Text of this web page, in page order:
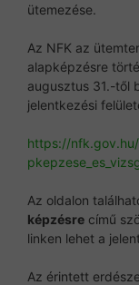
ütemezése.
Az NFK az
alapképzésre
augusztus 31.-től
jelentkezési
https://
Az oldalon
képzésre című
linken lehet a
Az érintett